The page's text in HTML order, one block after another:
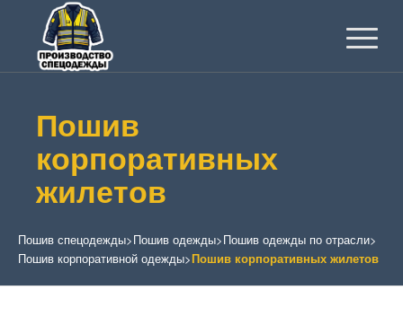
Пошив
корпоративных
жилетов
Пошив спецодежды>Пошив одежды>Пошив одежды по отрасли>
Пошив корпоративной одежды>Пошив корпоративных жилетов